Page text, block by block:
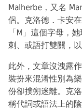
Malherbe，又名
侶。克洛德．卡安
「M」這個字母，
刺、或語打雙關，
此外，文章沒洩露
裝扮來混淆性別為
份卻撲朔迷離。克
稱代詞或語法上的